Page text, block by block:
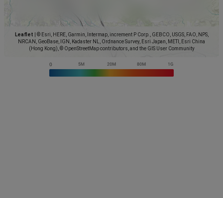
Leaflet
© Esri, HERE, Garmin, Intermap, increment P Corp., GEBCO, USGS, FAO, NPS,
NRCAN, GeoBase, IGN, Kadaster NL, Ordnance Survey, Esri Japan, METI, Esri China
(Hong Kong), © OpenStreetMap contributors, and the GIS User Community